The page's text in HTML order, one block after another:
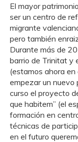
El mayor
ser un centro de
migrante
pero también
Durante más de
barrio de Trinitat y
(estamos ahora en
empezar un nuevo
curso el proyecto
que habitem” (el
formación en
técnicas de
en el futuro